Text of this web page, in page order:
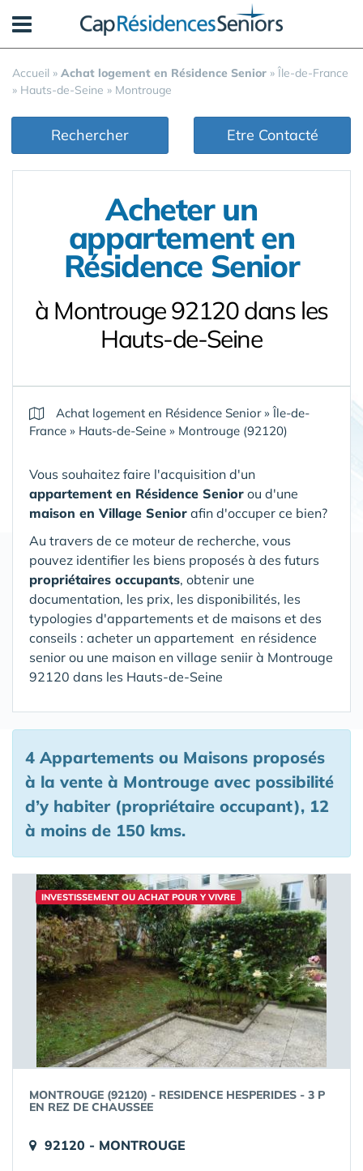
Accueil » Achat logement en Résidence Senior » Île-de-France
» Hauts-de-Seine » Montrouge
Rechercher Etre Contacté
Acheter un
appartement en
Résidence Senior
à Montrouge 92120 dans les
Hauts-de-Seine
Achat logement en Résidence Senior»Île-de-
France » Hauts-de-Seine » Montrouge (92120)
Vous souhaitez faire l'acquisition d'un
appartement en Résidence Senior ou d'une
maison en Village Senior afin d'occuper ce bien?
Au travers de ce moteur de recherche, vous
pouvez identifier les biens proposés à des futurs
propriétaires occupants, obtenir une
documentation, les prix, les disponibilités, les
typologies d'appartements et de maisons et des
conseils : acheter un appartement en résidence
senior ou une maison en village seniir à Montrouge
92120 dans les Hauts-de-Seine
4 Appartements ou Maisons proposés
à la vente à Montrouge avec possibilité
d’y habiter (propriétaire occupant), 12
à moins de 150 kms.
INVESTISSEMENT OU ACHAT POUR Y VIVRE
MONTROUGE (92120) - RESIDENCE HESPERIDES - 3 P
EN REZ DE CHAUSSEE
92120 - MONTROUGE